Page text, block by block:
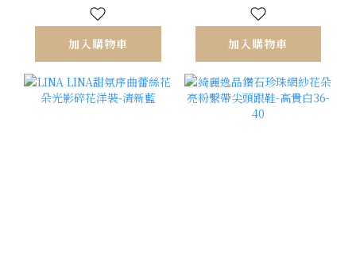
加入購物車 加入購物車